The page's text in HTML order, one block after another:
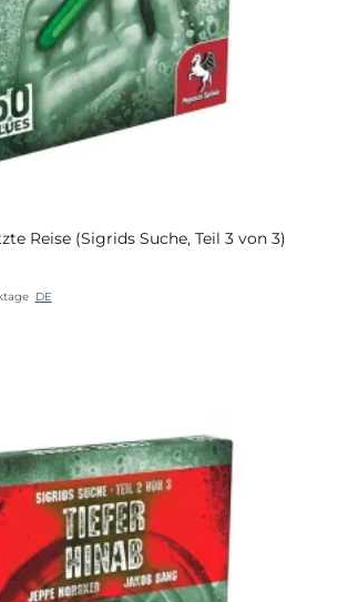
Reise (Sigrids Suche, Teil 3 von 3)
DE